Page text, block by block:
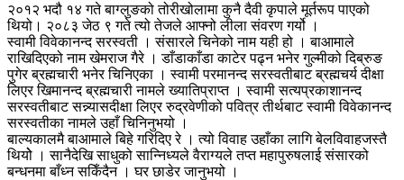
२०१२ भदौ १४ गते बाग्लुङको तोरीखोलामा कुनै दैवी कृपाले मूर्तरूप पाएको
थियो। २०८३ जेठ ९ गते त्यो तेजले आफ्नो लीला संवरण गर्यो ।
स्वामी विवेकानन्द सरस्वती । संसारले चिनेको नाम यही हो । बाआमाले
राखिदिएको नाम खेमराज गैरे । डाँडाकाँडा काटेर पढ्न भनेर गुल्मीको दिब्रुङ
पुगेर ब्रह्मचारी भनेर चिनिएका । स्वामी परमानन्द सरस्वतीबाट ब्रह्मचर्य दीक्षा
लिएर खिमानन्द ब्रह्मचारी नामले ख्यातिप्राप्त । स्वामी सत्यप्रकाशानन्द
सरस्वतीबाट सन्न्यासदीक्षा लिएर रुद्रवेणीको पवित्र तीर्थबाट स्वामी विवेकानन्द
सरस्वतीका नामले उहाँ चिनिनुभयो ।
बाल्यकालमै बाआमाले बिहे गरिदिए रे । त्यो विवाह उहाँका लागि बेलविवाहजस्तै
थियोे । सानैदेखि साधुको सान्निध्यले वैराग्यले तप्त महापुरुषलाई संसारको
बन्धनमा बाँध्न सकिँदैन । घर छाडेर जानुभयो ।